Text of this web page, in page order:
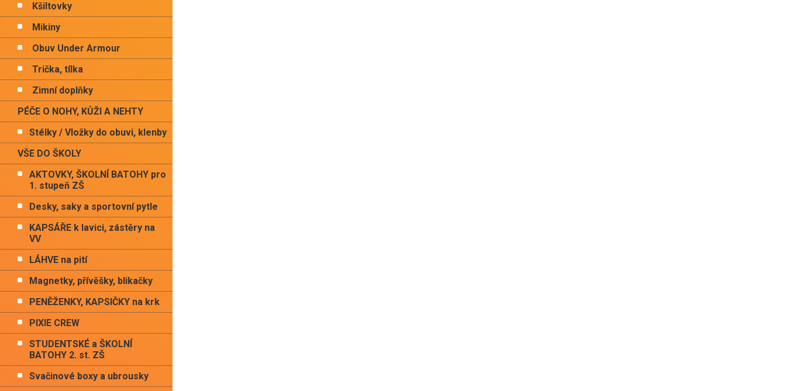
Kšiltovky
Mikiny
Obuv Under Armour
Trička, tílka
Zimní doplňky
PÉČE O NOHY, KŮŽI A NEHTY
Stélky / Vložky do obuvi, klenby
VŠE DO ŠKOLY
AKTOVKY, ŠKOLNÍ BATOHY pro
1. stupeň ZŠ
Desky, saky a sportovní pytle
KAPSÁŘE k lavici, zástěry na
VV
LÁHVE na pití
Magnetky, přívěšky, blikačky
PENĚŽENKY, KAPSIČKY na krk
PIXIE CREW
STUDENTSKÉ a ŠKOLNÍ
BATOHY 2. st. ZŠ
Svačinové boxy a ubrousky